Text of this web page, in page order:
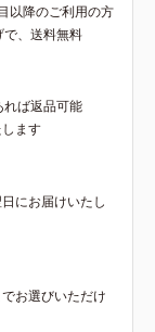
以降のご利用の方
、送料無料
ば返品可能
ます
にお届けいたし
お選びいただけ